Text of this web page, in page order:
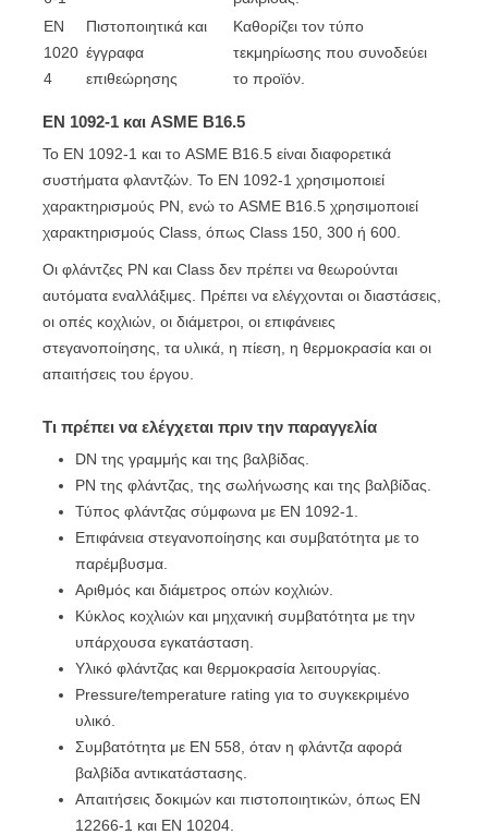
EN
1020
4
Πιστοποιητικά και
έγγραφα
επιθεώρησης
Καθορίζει τον τύπο
τεκμηρίωσης που συνοδεύει
το προϊόν.
EN 1092-1 και ASME B16.5
Το EN 1092-1 και το ASME B16.5 είναι διαφορετικά
συστήματα φλαντζών. Το EN 1092-1 χρησιμοποιεί
χαρακτηρισμούς PN, ενώ το ASME B16.5 χρησιμοποιεί
χαρακτηρισμούς Class, όπως Class 150, 300 ή 600.
Οι φλάντζες PN και Class δεν πρέπει να θεωρούνται
αυτόματα εναλλάξιμες. Πρέπει να ελέγχονται οι διαστάσεις,
οι οπές κοχλιών, οι διάμετροι, οι επιφάνειες
στεγανοποίησης, τα υλικά, η πίεση, η θερμοκρασία και οι
απαιτήσεις του έργου.
Τι πρέπει να ελέγχεται πριν την παραγγελία
DN της γραμμής και της βαλβίδας.
PN της φλάντζας, της σωλήνωσης και της βαλβίδας.
Τύπος φλάντζας σύμφωνα με EN 1092-1.
Επιφάνεια στεγανοποίησης και συμβατότητα με το
παρέμβυσμα.
Αριθμός και διάμετρος οπών κοχλιών.
Κύκλος κοχλιών και μηχανική συμβατότητα με την
υπάρχουσα εγκατάσταση.
Υλικό φλάντζας και θερμοκρασία λειτουργίας.
Pressure/temperature rating για το συγκεκριμένο
υλικό.
Συμβατότητα με EN 558, όταν η φλάντζα αφορά
βαλβίδα αντικατάστασης.
Απαιτήσεις δοκιμών και πιστοποιητικών, όπως EN
12266-1 και EN 10204.